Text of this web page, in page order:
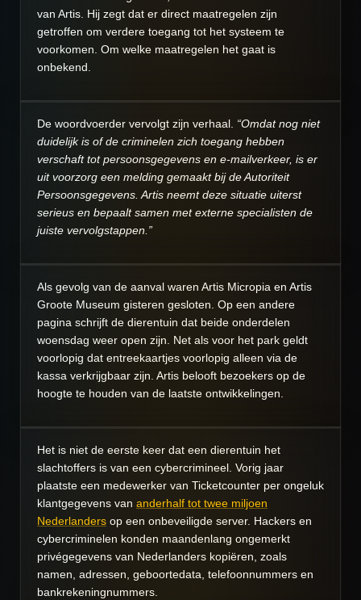
van Artis. Hij zegt dat er direct maatregelen zijn
getroffen om verdere toegang tot het systeem te
voorkomen. Om welke maatregelen het gaat is
onbekend.
De woordvoerder vervolgt zijn verhaal. “Omdat nog niet
duidelijk is of de criminelen zich toegang hebben
verschaft tot persoonsgegevens en e-mailverkeer, is er
uit voorzorg een melding gemaakt bij de Autoriteit
Persoonsgegevens. Artis neemt deze situatie uiterst
serieus en bepaalt samen met externe specialisten de
juiste vervolgstappen.”
Als gevolg van de aanval waren Artis Micropia en Artis
Groote Museum gisteren gesloten. Op een andere
pagina schrijft de dierentuin dat beide onderdelen
woensdag weer open zijn. Net als voor het park geldt
voorlopig dat entreekaartjes voorlopig alleen via de
kassa verkrijgbaar zijn. Artis belooft bezoekers op de
hoogte te houden van de laatste ontwikkelingen.
Het is niet de eerste keer dat een dierentuin het
slachtoffers is van een cybercrimineel. Vorig jaar
plaatste een medewerker van Ticketcounter per ongeluk
klantgegevens van anderhalf tot twee miljoen
Nederlanders op een onbeveiligde server. Hackers en
cybercriminelen konden maandenlang ongemerkt
privégegevens van Nederlanders kopiëren, zoals
namen, adressen, geboortedata, telefoonnummers en
bankrekeningnummers.